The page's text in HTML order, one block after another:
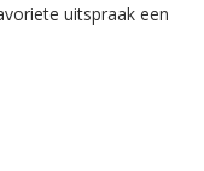
uitspraak een